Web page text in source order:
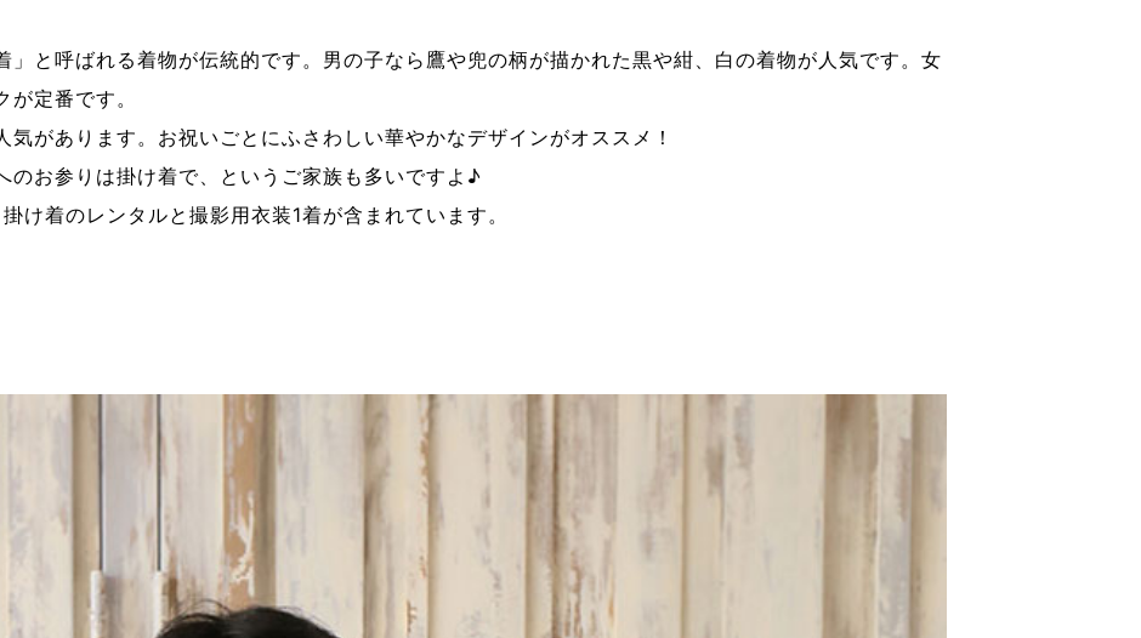
」と呼ばれる着物が伝統的です。男の子なら鷹や兜の柄が描かれた黒や紺、白の着物が人気です。女
定番です。
があります。お祝いごとにふさわしい華やかなデザインがオススメ！
のお参りは掛け着で、というご家族も多いですよ♪
け着のレンタルと撮影用衣装1着が含まれています。